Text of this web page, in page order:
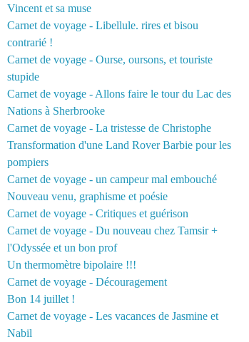
Vincent et sa muse
Carnet de voyage - Libellule. rires et bisou
contrarié !
Carnet de voyage - Ourse, oursons, et touriste
stupide
Carnet de voyage - Allons faire le tour du Lac des
Nations à Sherbrooke
Carnet de voyage - La tristesse de Christophe
Transformation d'une Land Rover Barbie pour les
pompiers
Carnet de voyage - un campeur mal embouché
Nouveau venu, graphisme et poésie
Carnet de voyage - Critiques et guérison
Carnet de voyage - Du nouveau chez Tamsir +
l'Odyssée et un bon prof
Un thermomètre bipolaire !!!
Carnet de voyage - Découragement
Bon 14 juillet !
Carnet de voyage - Les vacances de Jasmine et
Nabil